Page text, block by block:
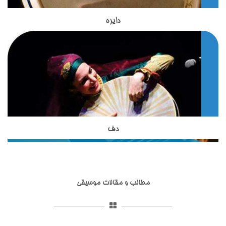
امروز ما استاد حسین علیزاده هستند. استاد مظاهری مدرس ساز تار
در آموزشگاه موسیقی تاج بخش هستند.استاد مظاهری تحصیلات
خود را در زمینه موسیقی گذرانده اند و با بیش از 18 سال سابقه
حساب می آیند.استاد مظاهری از شاگردان آقای ظریف بوده واز
بهترین شاگردان ایشان محسوب می شوند. استاد شاکری از دیگر
اساتید آموزشگاه موسیقی تاج بخش برای تدریس ساز تار و سه تار
به هنرجویان هستند. ساز تخصصی ایشان تار و سه تار است و
تحصیلات خود را در زمینه موسیقی ایرانی،آموزش موسیقی به
کودکان و گرافیک دنبال نموده اند.
ساز دایره یکی از ساز های کوبه ای اصیل ایرانی است که در
آموزشگاه موسیقی تاج بخش تدریس می شود.این ساز بسیار شبیه
شود با دف تفاوت هایی دارد.دایره از دف کوچکتر است و تعداد زنجیر
هایی که به آن وصل شده است از دف بسیار کمتر است. نواختن ساز
دایره در کشورهای آسیایی نظیر ایران, افغانستان , تاجیکستان و ...
دایره
ساز دف یکی از ساز های کوبه ای در موسیقی ایرانی است که از
مختلفی ساخته شده اند.ساز دف از ساز های کوبه ای با قدمت ایرانی
اصلی مجالس عیش و طرب و محافل اهل ذوق و عرفان و مجالس
دف
مطالب و مقالات موسیقی